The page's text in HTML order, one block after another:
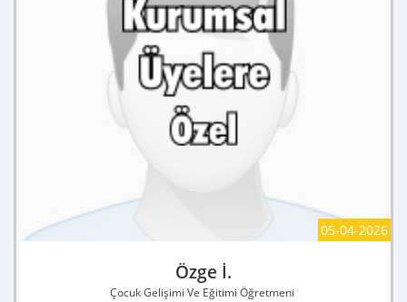
05-04-2026
Özge İ.
Çocuk Gelişimi Ve Eğitimi Öğretmeni